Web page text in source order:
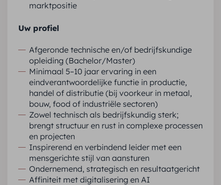
marktpositie
Uw profiel
Afgeronde technische en/of bedrijfskundige
opleiding (Bachelor/Master)
Minimaal 5–10 jaar ervaring in een
eindverantwoordelijke functie in productie,
handel of distributie (bij voorkeur in metaal,
bouw, food of industriële sectoren)
Zowel technisch als bedrijfskundig sterk;
brengt structuur en rust in complexe processen
en projecten
Inspirerend en verbindend leider met een
mensgerichte stijl van aansturen
Ondernemend, strategisch en resultaatgericht
Affiniteit met digitalisering en AI